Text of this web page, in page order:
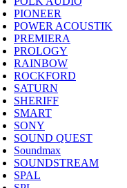
PIONEER
POWER ACOUSTIK
PREMIERA
PROLOGY
RAINBOW
ROCKFORD
SATURN
SHERIFF
SMART
SONY
SOUND QUEST
Soundmax
SOUNDSTREAM
SPAL